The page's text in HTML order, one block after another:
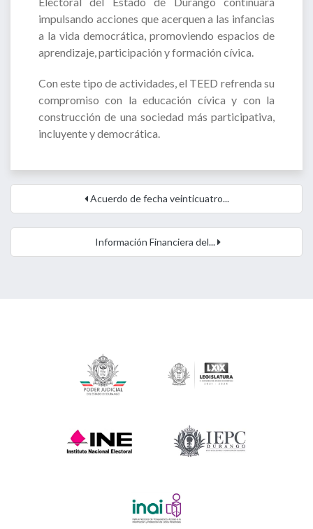
impulsando acciones que acerquen a las infancias
a la vida democrática, promoviendo espacios de
aprendizaje, participación y formación cívica.
Con este tipo de actividades, el TEED refrenda su
compromiso con la educación cívica y con la
construcción de una sociedad más participativa,
incluyente y democrática.
Acuerdo de fecha veinticuatro...
Información Financiera del...